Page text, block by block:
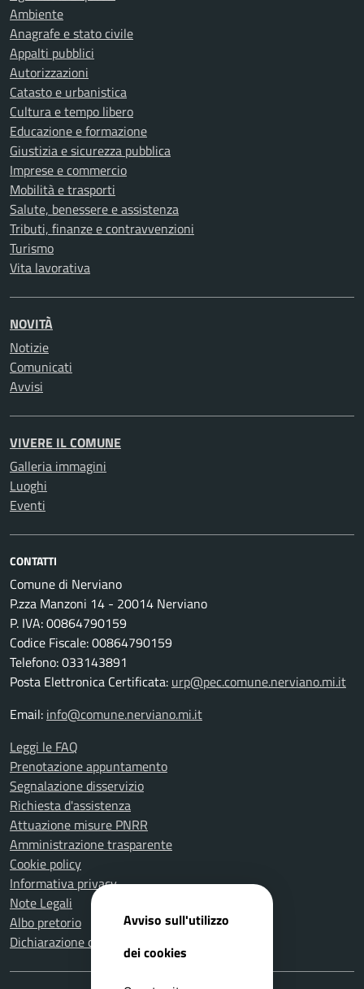
Ambiente
Anagrafe e stato civile
Appalti pubblici
Autorizzazioni
Catasto e urbanistica
Cultura e tempo libero
Educazione e formazione
Giustizia e sicurezza pubblica
Imprese e commercio
Mobilità e trasporti
Salute, benessere e assistenza
Tributi, finanze e contravvenzioni
Turismo
Vita lavorativa
NOVITÀ
Notizie
Comunicati
Avvisi
VIVERE IL COMUNE
Galleria immagini
Luoghi
Eventi
CONTATTI
Comune di Nerviano
P.zza Manzoni 14 - 20014 Nerviano
P. IVA: 00864790159
Codice Fiscale: 00864790159
Telefono: 033143891
Posta Elettronica Certificata: urp@pec.comune.nerviano.mi.it
Email: info@comune.nerviano.mi.it
Leggi le FAQ
Prenotazione appuntamento
Segnalazione disservizio
Richiesta d'assistenza
Attuazione misure PNRR
Amministrazione trasparente
Cookie policy
Informativa privacy
Note Legali
Albo pretorio
Dichiarazione di accessibilità
Avviso sull'utilizzo
dei cookies